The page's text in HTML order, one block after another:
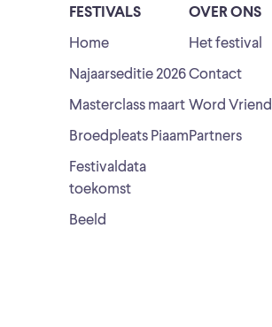
FESTIVALS
Home
Najaarseditie 2026
Masterclass maart
Broedpleats Piaam
Festivaldata
toekomst
Beeld
OVER ONS
Het festival
Contact
Word Vriend
Partners